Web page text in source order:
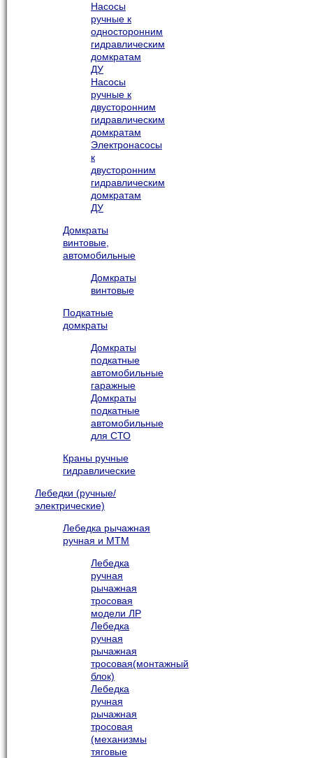
Насосы
ручные к
односторонним
гидравлическим
домкратам
ДУ
Насосы
ручные к
двусторонним
гидравлическим
домкратам
Электронасосы
к
двусторонним
гидравлическим
домкратам
ДУ
Домкраты
винтовые,
автомобильные
Домкраты
винтовые
Подкатные
домкраты
Домкраты
подкатные
автомобильные
гаражные
Домкраты
подкатные
автомобильные
для СТО
Краны ручные
гидравлические
Лебедки (ручные/
электрические)
Лебедка рычажная
ручная и МТМ
Лебедка
ручная
рычажная
тросовая
модели ЛР
Лебедка
ручная
рычажная
тросовая(монтажный
блок)
Лебедка
ручная
рычажная
тросовая
(механизмы
тяговые